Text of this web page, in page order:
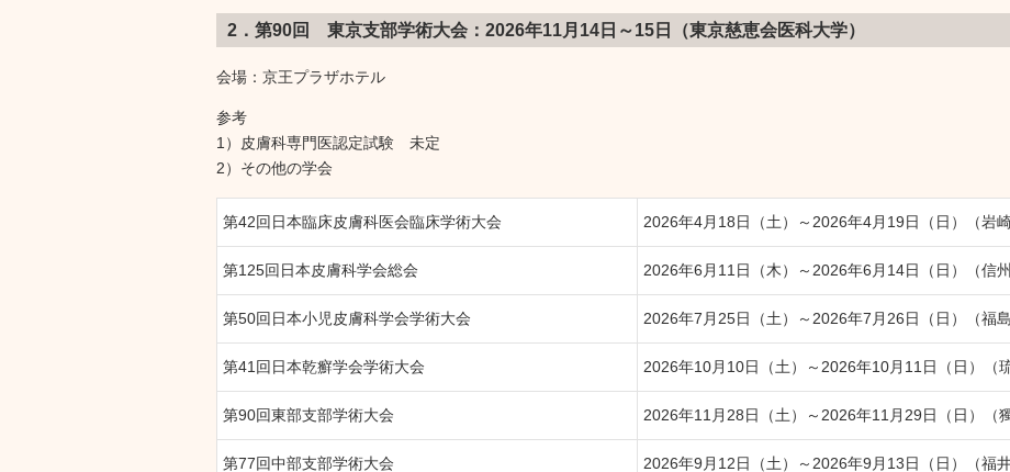
2．第90回 東京支部学術大会：2026年11月14日～15日（東京慈恵会医科大学）
会場：京王プラザホテル
参考
1）皮膚科専門医認定試験 未定
2）その他の学会
第42回日本臨床皮膚科医会臨床学術大会 2026年4月18日（土）～2026年4月19日（日）（岩
第125回日本皮膚科学会総会 2026年6月11日（木）～2026年6月14日（日）（信州
第50回日本小児皮膚科学会学術大会 2026年7月25日（土）～2026年7月26日（日）（福島
第41回日本乾癬学会学術大会 2026年10月10日（土）～2026年10月11日（日）（
第90回東部支部学術大会 2026年11月28日（土）～2026年11月29日（日）（
第77回中部支部学術大会 2026年9月12日（土）～2026年9月13日（日）（福井